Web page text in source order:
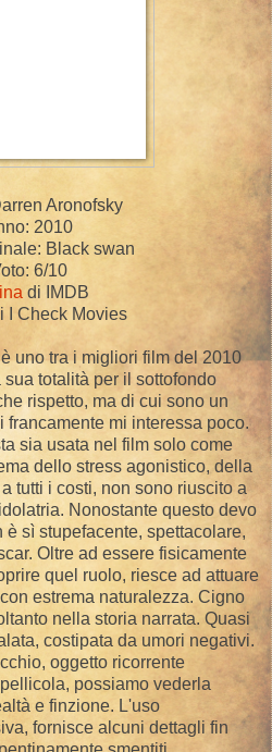
Aronofsky
2010
Black swan
6/10
di IMDB
I Check Movies
uno tra i migliori film del 2010
totalità per il sottofondo
rispetto, ma di cui sono un
mi interessa poco.
sia usata nel film solo come
dello stress agonistico, della
tutti i costi, non sono riuscito a
Nonostante questo devo
sì stupefacente, spettacolare,
Oltre ad essere fisicamente
quel ruolo, riesce ad attuare
estrema naturalezza. Cigno
nella storia narrata. Quasi
costipata da umori negativi.
oggetto ricorrente
possiamo vederla
e finzione. L'uso
fornisce alcuni dettagli fin